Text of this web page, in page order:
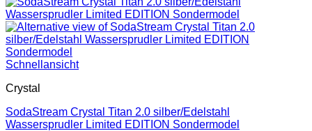
Schnellansicht
Crystal
SodaStream Crystal Titan 2.0 silber/Edelstahl
Wassersprudler Limited EDITION Sondermodel